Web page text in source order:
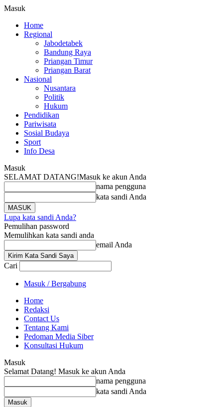
Masuk
Home
Regional
Jabodetabek
Bandung Raya
Priangan Timur
Priangan Barat
Nasional
Nusantara
Politik
Hukum
Pendidikan
Pariwisata
Sosial Budaya
Sport
Info Desa
Masuk
SELAMAT DATANG!Masuk ke akun Anda
nama pengguna
kata sandi Anda
Lupa kata sandi Anda?
Pemulihan password
Memulihkan kata sandi anda
email Anda
Cari
Masuk / Bergabung
Home
Redaksi
Contact Us
Tentang Kami
Pedoman Media Siber
Konsultasi Hukum
Masuk
Selamat Datang! Masuk ke akun Anda
nama pengguna
kata sandi Anda